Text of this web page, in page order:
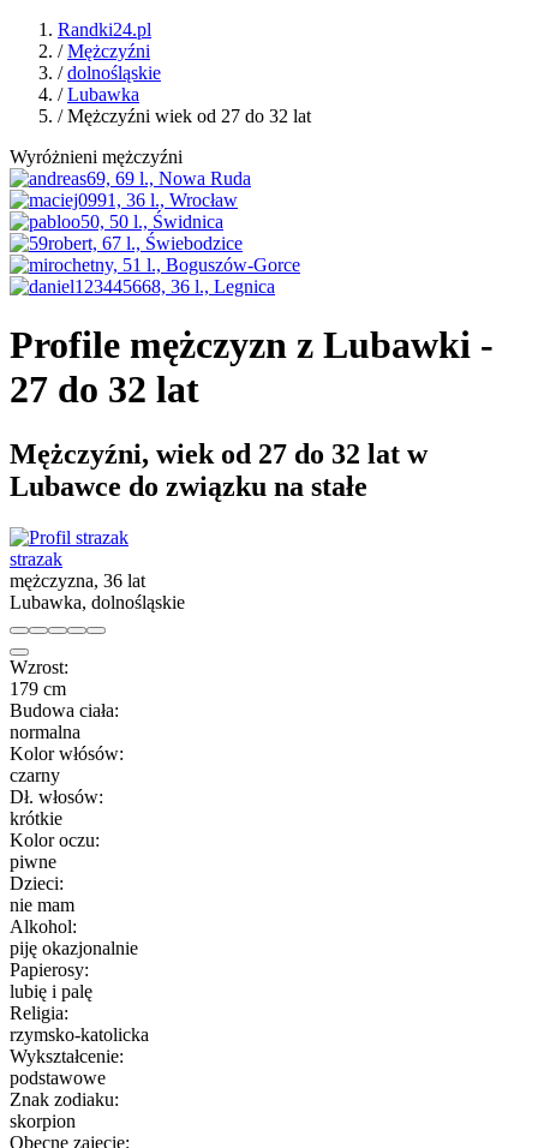
Randki24.pl
/Mężczyźni
/dolnośląskie
/Lubawka
/ Mężczyźni wiek od 27 do 32 lat
Wyróżnieni mężczyźni
Profile mężczyzn z Lubawki -
27 do 32 lat
Mężczyźni, wiek od 27 do 32 lat w
Lubawce do związku na stałe
strazak
mężczyzna, 36 lat
Lubawka, dolnośląskie
Wzrost:
179 cm
Budowa ciała:
normalna
Kolor włósów:
czarny
Dł. włosów:
krótkie
Kolor oczu:
piwne
Dzieci:
nie mam
Alkohol:
piję okazjonalnie
Papierosy:
lubię i palę
Religia:
rzymsko-katolicka
Wykształcenie:
podstawowe
Znak zodiaku:
skorpion
Obecne zajęcie: